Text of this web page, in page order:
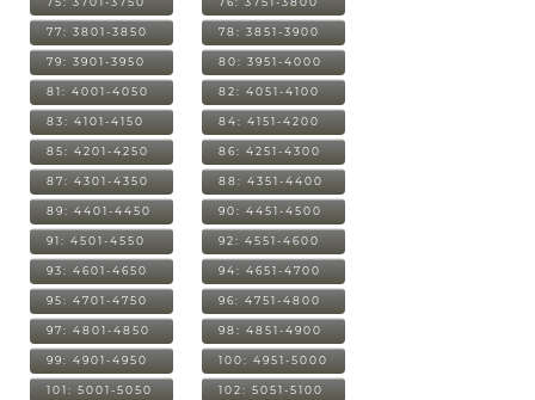
77: 3801-3850 78: 3851-3900
79: 3901-3950 80: 3951-4000
81: 4001-4050 82: 4051-4100
83: 4101-4150 84: 4151-4200
85: 4201-4250 86: 4251-4300
87: 4301-4350 88: 4351-4400
89: 4401-4450 90: 4451-4500
91: 4501-4550 92: 4551-4600
93: 4601-4650 94: 4651-4700
95: 4701-4750 96: 4751-4800
97: 4801-4850 98: 4851-4900
99: 4901-4950 100: 4951-5000
101: 5001-5050 102: 5051-5100